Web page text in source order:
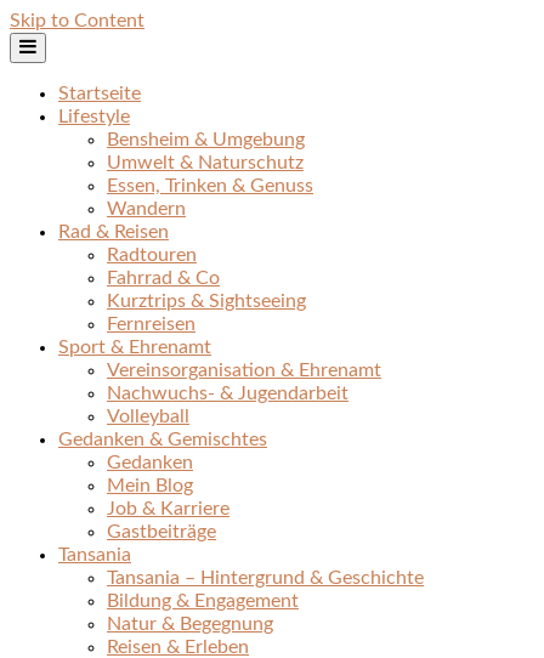
Skip to Content
Startseite
Lifestyle
Bensheim & Umgebung
Umwelt & Naturschutz
Essen, Trinken & Genuss
Wandern
Rad & Reisen
Radtouren
Fahrrad & Co
Kurztrips & Sightseeing
Fernreisen
Sport & Ehrenamt
Vereinsorganisation & Ehrenamt
Nachwuchs- & Jugendarbeit
Volleyball
Gedanken & Gemischtes
Gedanken
Mein Blog
Job & Karriere
Gastbeiträge
Tansania
Tansania – Hintergrund & Geschichte
Bildung & Engagement
Natur & Begegnung
Reisen & Erleben